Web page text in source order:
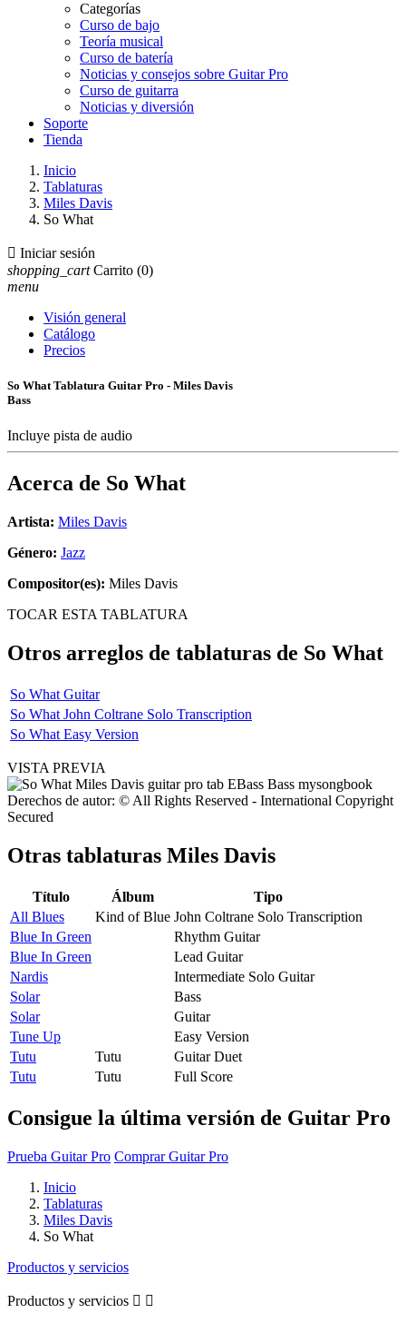
Categorías
Curso de bajo
Teoría musical
Curso de batería
Noticias y consejos sobre Guitar Pro
Curso de guitarra
Noticias y diversión
Soporte
Tienda
Inicio
Tablaturas
Miles Davis
So What
 Iniciar sesión
shopping_cart Carrito (0)
menu
Visión general
Catálogo
Precios
So What Tablatura Guitar Pro - Miles Davis
Bass
Incluye pista de audio
Acerca de So What
Artista: Miles Davis
Género: Jazz
Compositor(es): Miles Davis
TOCAR ESTA TABLATURA
Otros arreglos de tablaturas de So What
So What Guitar
So What John Coltrane Solo Transcription
So What Easy Version
VISTA PREVIA
Derechos de autor: © All Rights Reserved - International Copyright
Secured
Otras tablaturas Miles Davis
Título Álbum
Tipo
All Blues
Kind of Blue John Coltrane Solo Transcription
Blue In Green
Rhythm Guitar
Blue In Green
Lead Guitar
Nardis
Intermediate Solo Guitar
Solar
Bass
Solar
Guitar
Tune Up
Easy Version
Tutu
Tutu
Guitar Duet
Tutu
Tutu Full Score
Consigue la última versión de Guitar Pro
Prueba Guitar Pro Comprar Guitar Pro
Inicio
Tablaturas
Miles Davis
So What
Productos y servicios
Productos y servicios  